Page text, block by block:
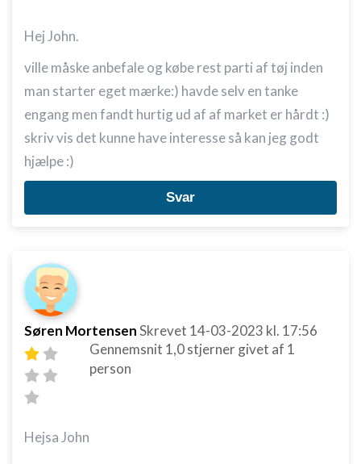
Hej John.
ville måske anbefale og købe rest parti af tøj inden
man starter eget mærke:) havde selv en tanke
engang men fandt hurtig ud af af market er hårdt :)
skriv vis det kunne have interesse så kan jeg godt
hjælpe :)
Svar
Søren MortensenSkrevet 14-03-2023 kl. 17:56
Gennemsnit 1,0stjerner givet af 1
person
Hejsa John